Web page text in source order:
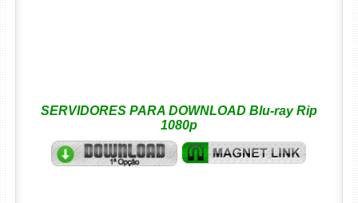
SERVIDORES PARA DOWNLOAD Blu-ray Rip
1080p